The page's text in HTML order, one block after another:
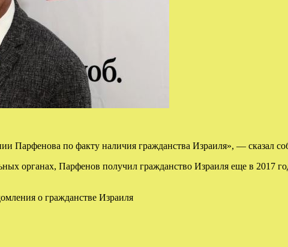
Парфенова по факту наличия гражданства Израиля», — сказал
органах, Парфенов получил гражданство Израиля еще в 2017